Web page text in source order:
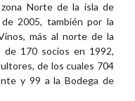
Norte de la isla de
2005, también por la
más al norte de la
de 170 socios en 1992,
de los cuales 704
y 99 a la Bodega de